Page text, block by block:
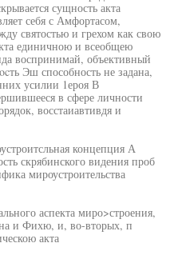
сущность акта
себя с Амфортасом,
святостью и грехом как свою
единичною и всеобщею
воспринимай, объективный
Эш способность не задана,
усилии 1ероя В
в сфере личности
восстаиавтивдя и
концепция А
скрябинского видения проб
мироустроительства
аспекта миро>строения,
и Фихю, и, во-вторых, п
акта